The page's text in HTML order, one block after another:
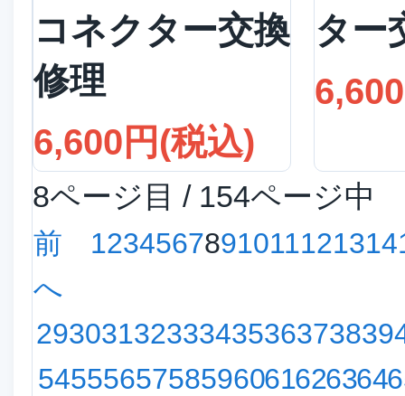
コネクター交換
修理
6,600円(税込)
ター
8ページ目 / 154ページ中
前
へ
1234567891011121314
2930313233343536373839
5455565758596061626364